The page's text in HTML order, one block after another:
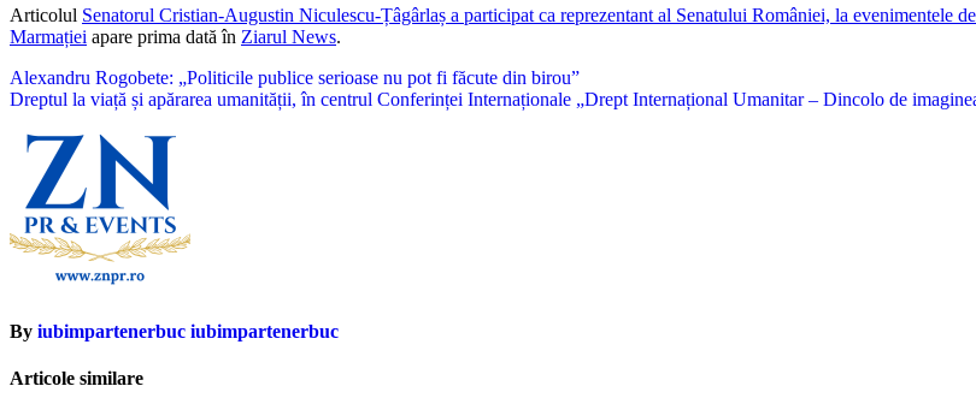
Articolul Senatorul Cristian-Augustin Niculescu-Țâgârlaș a participat ca reprezentant al Senatului României, la evenimentele
Marmației apare prima dată în Ziarul News.
Navigare
în
articole
Alexandru Rogobete: „Politicile publice serioase nu pot fi făcute din birou”
Dreptul la viață și apărarea umanității, în centrul Conferinței Internaționale „Drept Internațional Umanitar – Dincolo de
By iubimpartenerbuc iubimpartenerbuc
Articole similare